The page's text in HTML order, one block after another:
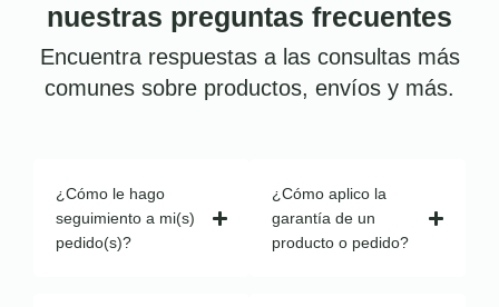
nuestras preguntas frecuentes
Encuentra respuestas a las consultas más
comunes sobre productos, envíos y más.
¿Cómo le hago
seguimiento a mi(s)
pedido(s)?
¿Cómo aplico la
garantía de un
producto o pedido?